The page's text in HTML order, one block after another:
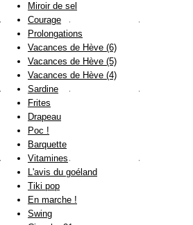
Miroir de sel
Courage
Prolongations
Vacances de Hève (6)
Vacances de Hève (5)
Vacances de Hève (4)
Sardine
Frites
Drapeau
Poc !
Barquette
Vitamines
L'avis du goéland
Tiki pop
En marche !
Swing